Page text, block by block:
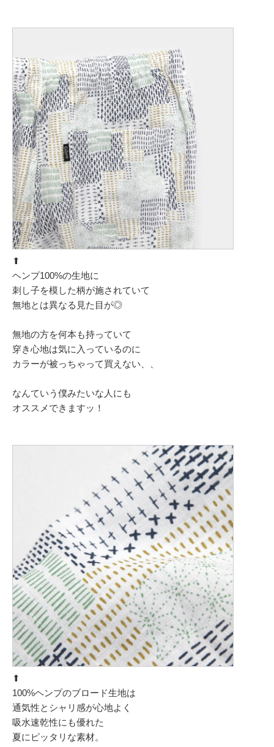
⬆︎
ヘンプ100%の生地に
刺し子を模した柄が施されていて
無地とは異なる見た目が◎
無地の方を何本も持っていて
穿き心地は気に入っているのに
カラーが被っちゃって買えない、、
なんていう僕みたいな人にも
オススメできますッ！
⬆︎
100%ヘンプのブロード生地は
通気性とシャリ感が心地よく
吸水速乾性にも優れた
夏にピッタリな素材。